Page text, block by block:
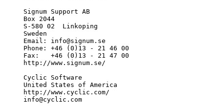
Signum Support AB
Box 2044
S-580 02  Linkoping
Sweden
Email: info@signum.se
Phone: +46 (0)13 - 21 46 00
Fax:   +46 (0)13 - 21 47 00
http://www.signum.se/
Cyclic Software
United States of America
http://www.cyclic.com/